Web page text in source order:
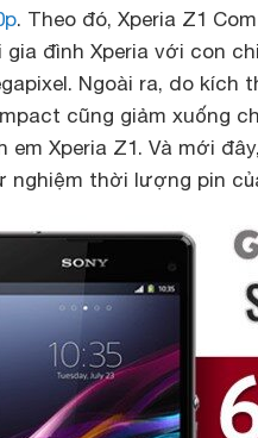
. Theo đó, Xperia Z1
gia đình Xperia với con
Ngoài ra, do kích
cũng giảm xuống
em Xperia Z1. Và mới
nghiệm thời lượng pin